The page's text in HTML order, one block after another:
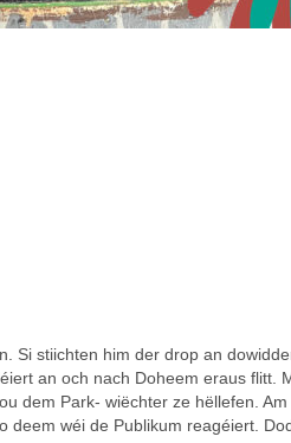
Si stiichten him der drop an
an och nach Doheem eraus flitt.
dem Park- wiëchter ze hëllefen.
wéi de Publikum reagéiert.